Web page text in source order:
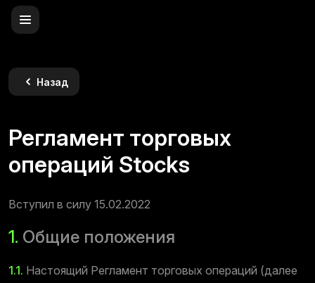
Назад
Регламент торговых
операций Stocks
Вступил в силу 15.02.2022
1. Общие положения
1.1. Настоящий Регламент торговых операций (далее